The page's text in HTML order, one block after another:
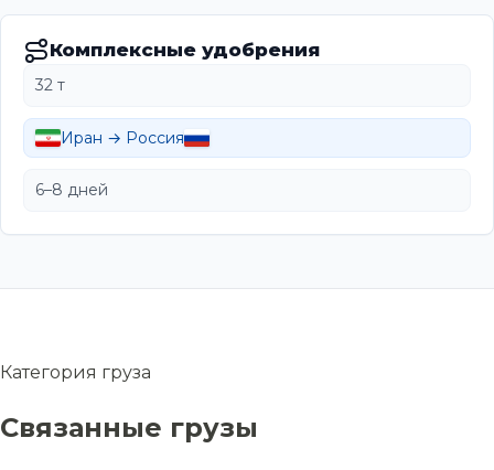
Комплексные удобрения
32 т
Иран → Россия
6–8 дней
Категория груза
Связанные грузы